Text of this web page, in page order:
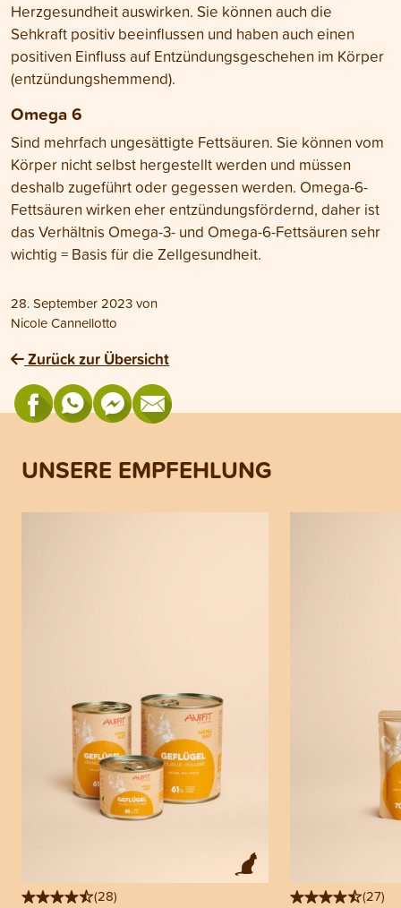
Herzgesundheit auswirken. Sie können auch die
Sehkraft positiv beeinflussen und haben auch einen
positiven Einfluss auf Entzündungsgeschehen im Körper
(entzündungshemmend).
Omega 6
Sind mehrfach ungesättigte Fettsäuren. Sie können vom
Körper nicht selbst hergestellt werden und müssen
deshalb zugeführt oder gegessen werden. Omega-6-
Fettsäuren wirken eher entzündungsfördernd, daher ist
das Verhältnis Omega-3- und Omega-6-Fettsäuren sehr
wichtig = Basis für die Zellgesundheit.
28. September 2023von
Nicole Cannellotto
Zurück zur Übersicht
UNSERE EMPFEHLUNG
(28)
(27)